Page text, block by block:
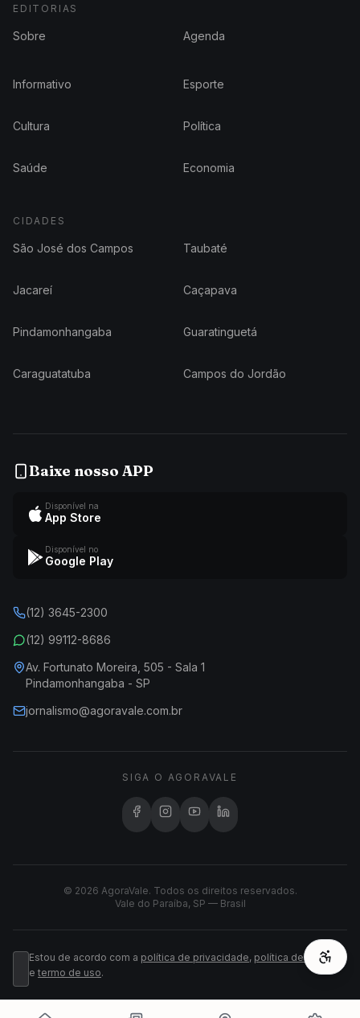
EDITORIAS
Sobre Agenda
Informativo Esporte
Cultura Política
Saúde Economia
CIDADES
São José dos Campos Taubaté
Jacareí Caçapava
Pindamonhangaba Guaratinguetá
Caraguatatuba Campos do Jordão
Baixe nosso APP
Disponível na
App Store
Disponível no
Google Play
(12) 3645-2300
(12) 99112-8686
Av. Fortunato Moreira, 505 - Sala 1
Pindamonhangaba - SP
jornalismo@agoravale.com.br
SIGA O AGORAVALE
© 2026 AgoraVale. Todos os direitos reservados.
Vale do Paraíba, SP — Brasil
Estou de acordo com a política de privacidade, política de cookies
e termo de uso.